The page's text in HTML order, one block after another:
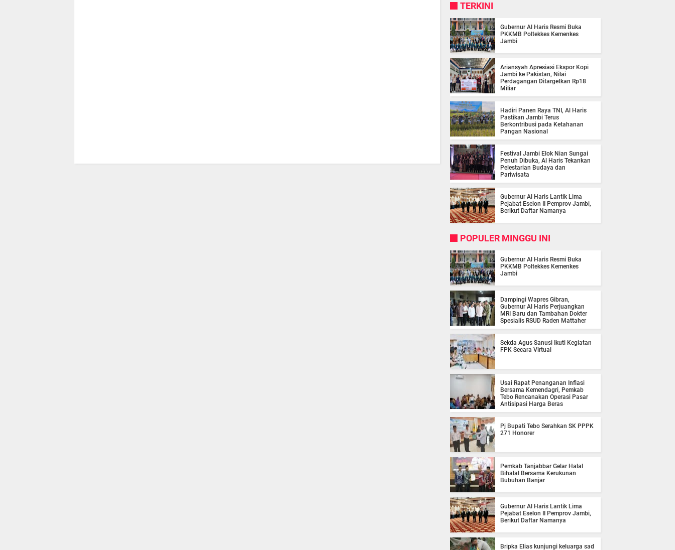
TERKINI
Gubernur Al Haris Resmi Buka
PKKMB Poltekkes Kemenkes
Jambi
Ariansyah Apresiasi Ekspor Kopi
Jambi ke Pakistan, Nilai
Perdagangan Ditargetkan Rp18
Miliar
Hadiri Panen Raya TNI, Al Haris
Pastikan Jambi Terus
Berkontribusi pada Ketahanan
Pangan Nasional
Festival Jambi Elok Nian Sungai
Penuh Dibuka, Al Haris Tekankan
Pelestarian Budaya dan
Pariwisata
Gubernur Al Haris Lantik Lima
Pejabat Eselon II Pemprov Jambi,
Berikut Daftar Namanya
POPULER MINGGU INI
Gubernur Al Haris Resmi Buka
PKKMB Poltekkes Kemenkes
Jambi
Dampingi Wapres Gibran,
Gubernur Al Haris Perjuangkan
MRI Baru dan Tambahan Dokter
Spesialis RSUD Raden Mattaher
Sekda Agus Sanusi Ikuti Kegiatan
FPK Secara Virtual
Usai Rapat Penanganan Inflasi
Bersama Kemendagri, Pemkab
Tebo Rencanakan Operasi Pasar
Antisipasi Harga Beras
Pj Bupati Tebo Serahkan SK PPPK
271 Honorer
Pemkab Tanjabbar Gelar Halal
Bihalal Bersama Kerukunan
Bubuhan Banjar
Gubernur Al Haris Lantik Lima
Pejabat Eselon II Pemprov Jambi,
Berikut Daftar Namanya
Bripka Elias kunjungi keluarga sad